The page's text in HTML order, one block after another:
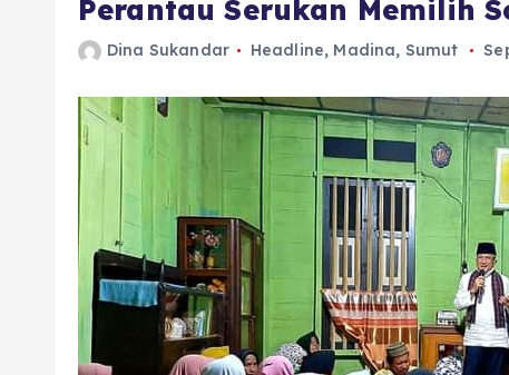
Perantau Serukan Memilih
Dina Sukandar Headline, Madina, Sumut